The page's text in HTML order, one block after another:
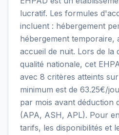
lucratif. Les formules
incluent : hébergement
hébergement temporaire,
accueil de nuit. Lors de la
qualité nationale, cet
avec 8 critères atteints
minimum est de 63.25€/
par mois avant déduction
(APA, ASH, APL). Pour
tarifs, les disponibilités et